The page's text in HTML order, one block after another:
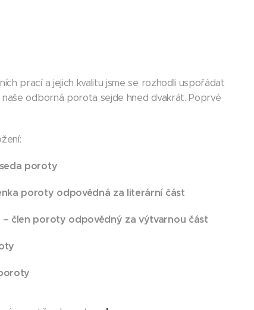
prací a jejich kvalitu jsme se rozhodli uspořádat
odborná porota sejde hned dvakrát. Poprvé
poroty
poroty odpovědná za literární část
– člen poroty odpovědný za výtvarnou část